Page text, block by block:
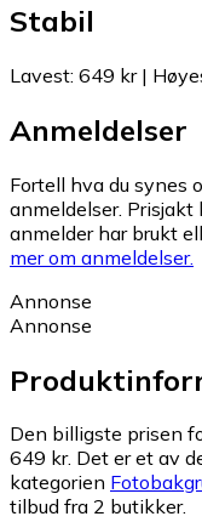
Stabil
Lavest: 649 kr|
Anmeldelser
Fortell hva du synes
anmeldelser.
anmelder har brukt
mer om anmeldelser.
Annonse
Annonse
Den billigste prisen
649 kr. Det er et av
kategorien
tilbud fra 2 butikker.